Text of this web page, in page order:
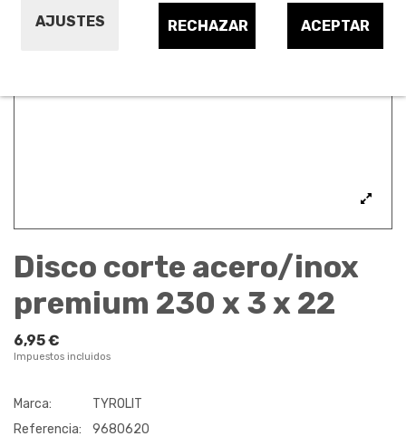
AJUSTES ACEPTAR
RECHAZAR
Disco corte acero/inox
premium 230 x 3 x 22
6,95 €
Impuestos incluidos
Marca:
TYROLIT
Referencia:
9680620